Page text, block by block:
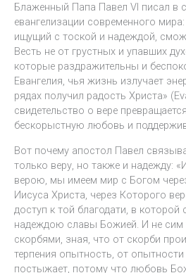
Блаженный Папа Павел VI писал в
евангелизации современного
ищущий с тоской и надеждой,
Весть не от грустных и упавших
которые раздражительны и
Евангелия, чья жизнь излучает
рядах получил радость Христа»
свидетельство о вере
бескорыстную любовь и
Вот почему апостол Павел
только веру, но также и надежду:
верою, мы имеем мир с Богом
Иисуса Христа, через Которого
доступ к той благодати, в которой
надеждою славы Божией. И не сим
скорбями, зная, что от скорби
терпения опытность, от
постыжает, потому что любовь